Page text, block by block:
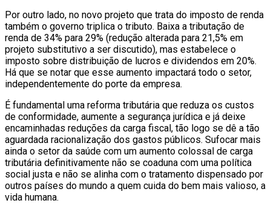
Por outro lado, no novo projeto que trata do imposto de renda
também o governo triplica o tributo. Baixa a tributação de
renda de 34% para 29% (redução alterada para 21,5% em
projeto substitutivo a ser discutido), mas estabelece o
imposto sobre distribuição de lucros e dividendos em 20%.
Há que se notar que esse aumento impactará todo o setor,
independentemente do porte da empresa.
É fundamental uma reforma tributária que reduza os custos
de conformidade, aumente a segurança jurídica e já deixe
encaminhadas reduções da carga fiscal, tão logo se dê a tão
aguardada racionalização dos gastos públicos. Sufocar mais
ainda o setor da saúde com um aumento colossal de carga
tributária definitivamente não se coaduna com uma política
social justa e não se alinha com o tratamento dispensado por
outros países do mundo a quem cuida do bem mais valioso, a
vida humana.